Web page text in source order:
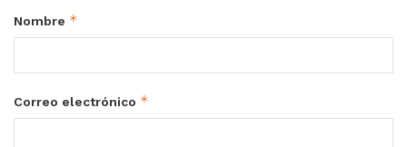
Nombre *
Correo electrónico *